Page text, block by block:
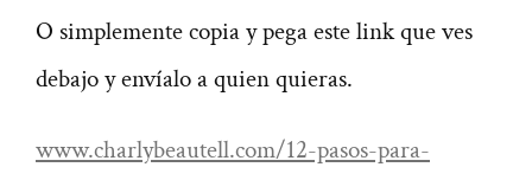
O simplemente copia y pega este link que ves
debajo y envíalo a quien quieras.
www.charlybeautell.com/12-pasos-para-